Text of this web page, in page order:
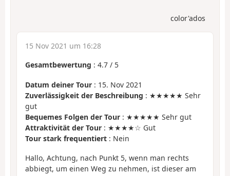
color'ados
15 Nov 2021 um 16:28
Gesamtbewertung : 4.7 / 5
Datum deiner Tour : 15. Nov 2021
Zuverlässigkeit der Beschreibung : ★★★★★ Sehr
gut
Bequemes Folgen der Tour : ★★★★★ Sehr gut
Attraktivität der Tour : ★★★★☆ Gut
Tour stark frequentiert : Nein
Hallo, Achtung, nach Punkt 5, wenn man rechts
abbiegt, um einen Weg zu nehmen, ist dieser am